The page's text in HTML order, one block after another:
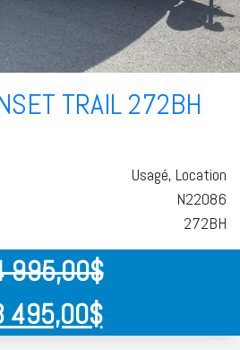
TRAIL 272BH
Usagé, Location
N22086
272BH
995,00$
495,00$